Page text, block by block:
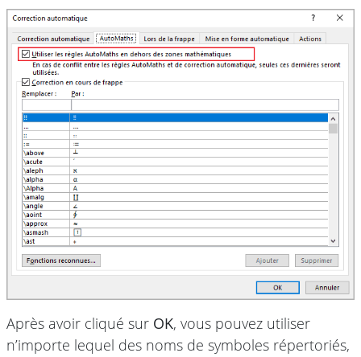
Après avoir cliqué sur OK, vous pouvez utiliser
n’importe lequel des noms de symboles répertoriés,